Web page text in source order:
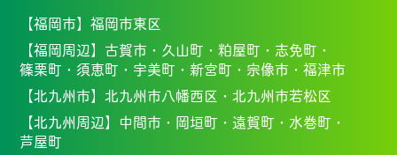
【福岡市】福岡市東区
【福岡周辺】 古賀市・ 久山町・粕屋町・ 志免町・
篠栗町・ 須恵町・ 宇美町・新宮町・ 宗像市・福津市
【北九州市】北九州市八幡西区・北九州市若松区
【北九州周辺】 中間市・ 岡垣町・遠賀町・ 水巻町・
芦屋町